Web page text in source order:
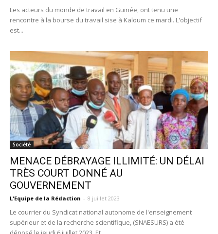
Les acteurs du monde de travail en Guinée, ont tenu une
rencontre à la bourse du travail sise à Kaloum ce mardi. L'objectif
est...
Société
MENACE DÉBRAYAGE ILLIMITÉ: UN DÉLAI
TRÈS COURT DONNÉ AU
GOUVERNEMENT
L'Equipe de la Rédaction - 8 juillet 2023
Le courrier du Syndicat national autonome de l'enseignement
supérieur et de la recherche scientifique, (SNAESURS) a été